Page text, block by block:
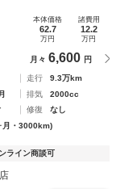
トエアコン 横
ズコントロー
本体価格
62.7
万円
諸費用
12.2
万円
月々 6,600 円
走行
9.3万km
排気
2000cc
修復
なし
月・3000km)
ライン商談可